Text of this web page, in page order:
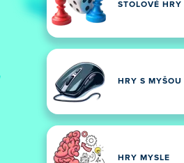
STOLOVÉ HRY
HRY S MYŠOU
HRY MYSLE